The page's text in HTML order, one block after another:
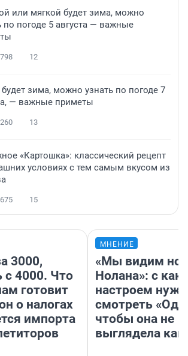
или мягкой будет зима, можно
по погоде 5 августа — важные
12
зима, можно узнать по погоде 7
— важные приметы
13
«Картошка»: классический рецепт
условиях с тем самым вкусом из
15
3000,
с 4000. Что
готовит
о налогах
импорта
МНЕНИЕ
«Мы видим
Нолана»: с
настроем
смотреть
чтобы она не
выглядела как